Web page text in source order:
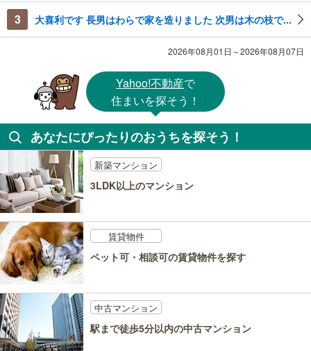
3 大喜利です 長男はわらで家を造りました 次男は木の枝で...
2026年08月01日～2026年08月07日
Yahoo!不動産で
住まいを探そう！
あなたにぴったりのおうちを探そう！
新築マンション
3LDK以上のマンション
賃貸物件
ペット可・相談可の賃貸物件を探す
中古マンション
駅まで徒歩5分以内の中古マンション